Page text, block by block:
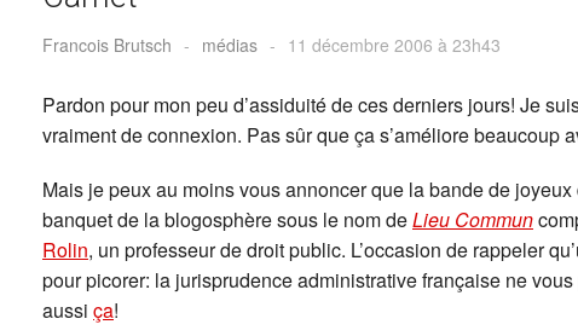
Francois Brutsch - médias - 11 décembre 2006 à 23h43
Pardon pour mon peu d’assiduité de ces derniers jours! Je
vraiment de connexion. Pas sûr que ça s’améliore beaucoup
Mais je peux au moins vous annoncer que la bande de
banquet de la blogosphère sous le nom deLieu Commun
Rolin, un professeur de droit public. L’occasion de rappeler
pour picorer: la jurisprudence administrative française ne
aussi ça!